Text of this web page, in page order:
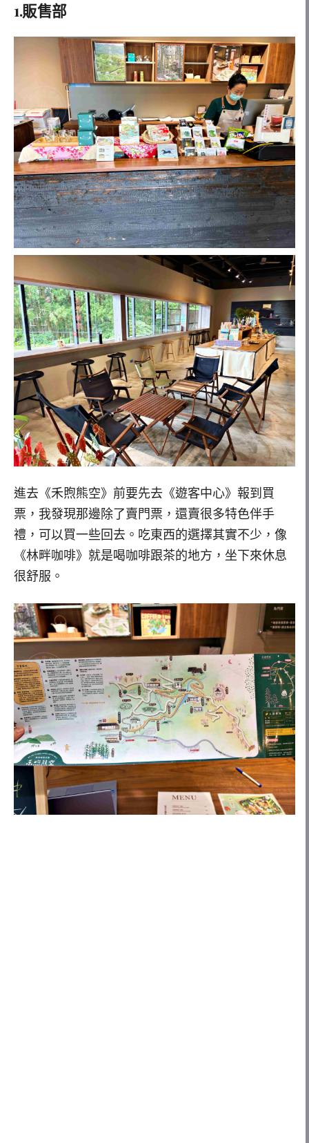
1.販售部
進去《禾煦熊空》前要先去《遊客中心》報到買
票，我發現那邊除了賣門票，還賣很多特色伴手
禮，可以買一些回去。吃東西的選擇其實不少，像
《林畔咖啡》就是喝咖啡跟茶的地方，坐下來休息
很舒服。